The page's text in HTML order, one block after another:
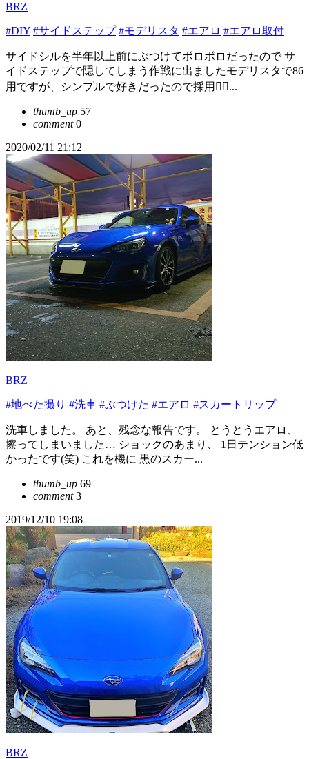
BRZ
#DIY #サイドステップ #モデリスタ #エアロ #エアロ取付
サイドシルを半年以上前にぶつけてボロボロだったので サ
イドステップで隠してしまう作戦に出ましたモデリスタで86
用ですが、シンプルで好きだったので採用🙆‍♂...
thumb_up 57
comment0
2020/02/11 21:12
BRZ
#地べた撮り #洗車 #ぶつけた #エアロ #スカートリップ
洗車しました。 あと、残念な報告です。 とうとうエアロ、
擦ってしまいました… ショックのあまり、 1日テンション低
かったです(笑) これを機に 黒のスカー...
thumb_up 69
comment3
2019/12/10 19:08
BRZ